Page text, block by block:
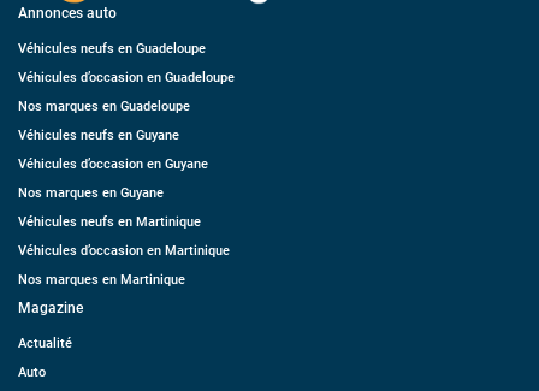
Annonces auto
Véhicules neufs en Guadeloupe
Véhicules d’occasion en Guadeloupe
Nos marques en Guadeloupe
Véhicules neufs en Guyane
Véhicules d’occasion en Guyane
Nos marques en Guyane
Véhicules neufs en Martinique
Véhicules d’occasion en Martinique
Nos marques en Martinique
Magazine
Actualité
Auto